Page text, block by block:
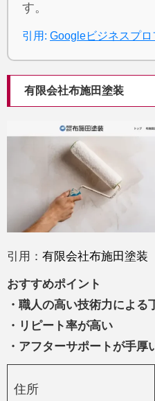
す。
引用: Googleビジネスプ
有限会社布施田塗装
引用： 有限会社布施田塗装
おすすめポイント
・職人の高い技術力による
・リピート率が高い
・アフターサポートが手厚
住所